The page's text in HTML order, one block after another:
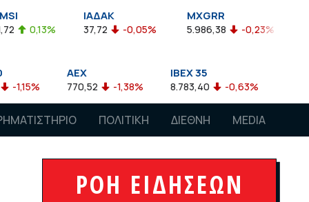
37,72 -0,05% 5.986,38 -0,23% 2.924,61
770,52 -1,38% 8.783,40 -0,63% 4.007,68
ΠΟΛΙΤΙΚΗ ΔΙΕΘΝΗ MEDIA
ΡΟΗ ΕΙΔΗΣΕΩΝ